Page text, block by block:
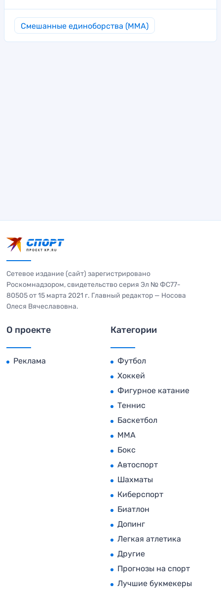
Смешанные единоборства (MMA)
Сетевое издание (сайт) зарегистрировано
Роскомнадзором, свидетельство серия Эл № ФС77-
80505 от 15 марта 2021 г. Главный редактор — Носова
Олеся Вячеславовна.
О проекте
Реклама
Категории
Футбол
Хоккей
Фигурное катание
Теннис
Баскетбол
MMA
Бокс
Автоспорт
Шахматы
Киберспорт
Биатлон
Допинг
Легкая атлетика
Другие
Прогнозы на спорт
Лучшие букмекеры